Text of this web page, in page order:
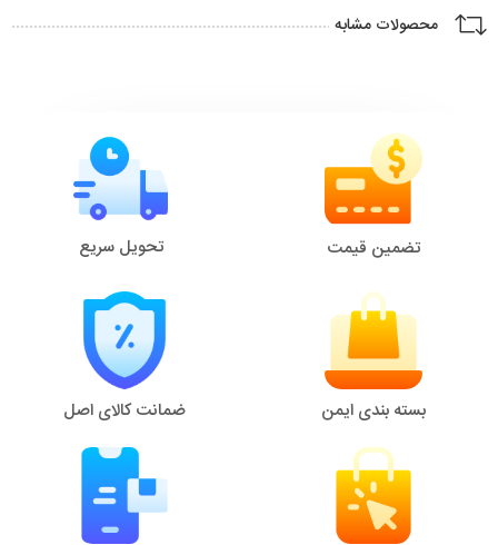
محصولات مشابه
تضمین قیمت تحویل سریع
بسته بندی ایمن ضمانت کالای اصل